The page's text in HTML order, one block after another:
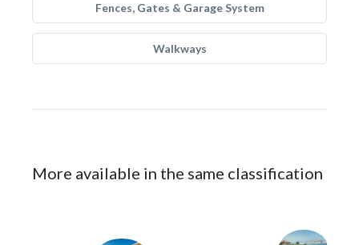
Fences, Gates & Garage System
Walkways
More available in the same classification